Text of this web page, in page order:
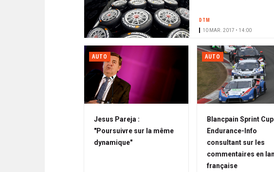
DTM
10 MAR. 2017 • 14:00
AUTO
Jesus Pareja :
"Poursuivre sur la même
dynamique"
AUTO
Blancpain Sprint Cup
Endurance-Info
consultant sur les
commentaires en
française